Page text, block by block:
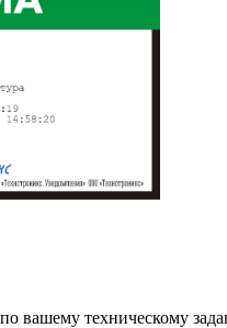
вашему техническому